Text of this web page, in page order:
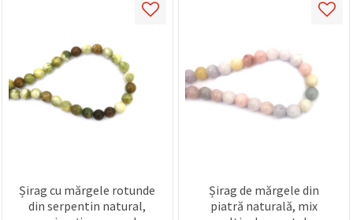
Șirag cu mărgele rotunde
din serpentin natural,
Șirag de mărgele din
piatră naturală, mix